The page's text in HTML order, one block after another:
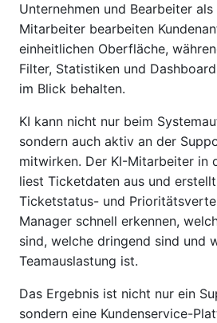
Unternehmen und Bearbeiter
Mitarbeiter bearbeiten
einheitlichen Oberfläche,
Filter, Statistiken und
im Blick behalten.
KI kann nicht nur beim
sondern auch aktiv an der
mitwirken. Der KI-Mitarbeiter in
liest Ticketdaten aus und
Ticketstatus- und
Manager schnell erkennen,
sind, welche dringend sind und
Teamauslastung ist.
Das Ergebnis ist nicht nur ein
sondern eine Kundenservice-